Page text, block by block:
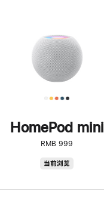
HomePod mini
RMB 999
当前浏览